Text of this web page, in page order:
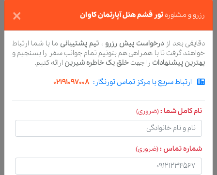
ارتباط با ما
021-91097008
پیشنهاد تورهای مشابه
رزرو و مشاوره تور قشم هتل آپارتمان کاوان ×
دقایقی بعد ازدرخواست پیش رزرو ، تیم پشتیبانی ما با شما ارتباط
خواهند گرفت تا با همراهی هم بتونیم تمام جوانب سفر را بسنجیم و
بهترین پیشنهادات را جهت خلق یک خاطره شیرین ارائه کنیم.
ارتباط سریع با مرکز تماس تورنگار: 02191097008
نام کامل شما :(ضروری)
شماره تماس :(ضروری)